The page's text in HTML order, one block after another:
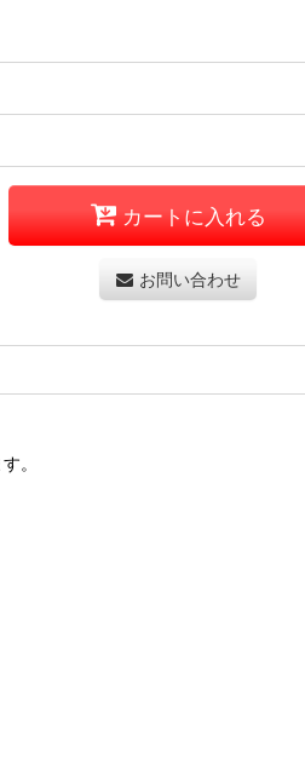
カートに入れる
お問い合わせ
。